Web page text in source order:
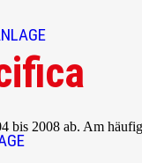
bis 2008 ab. Am